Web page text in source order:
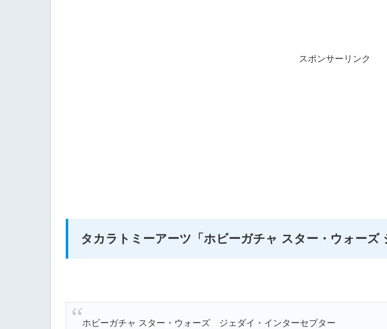
スポンサーリンク
タカラトミーアーツ 「ホビーガチャ スター・ウォーズ
ホビーガチャ スター・ウォーズ ジェダイ・インターセプター